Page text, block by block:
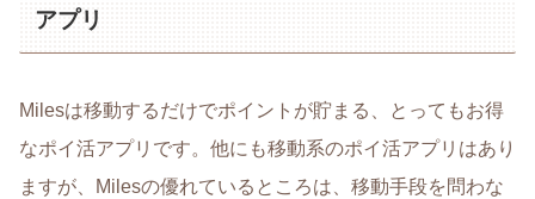
アプリ
Milesは移動するだけでポイントが貯まる、とってもお得
なポイ活アプリです。他にも移動系のポイ活アプリはあり
ますが、Milesの優れているところは、移動手段を問わな